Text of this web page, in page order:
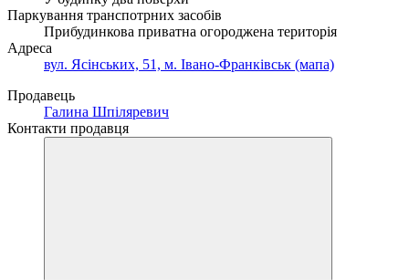
Паркування транспотрних засобів
Прибудинкова приватна огороджена територія
Адреса
вул. Ясінських, 51, м. Івано-Франківськ (мапа)
Продавець
Галина Шпіляревич
Контакти продавця